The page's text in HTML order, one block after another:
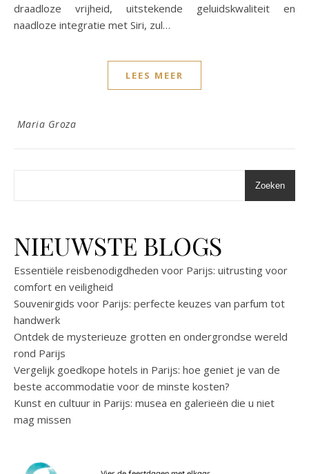
draadloze vrijheid, uitstekende geluidskwaliteit en
naadloze integratie met Siri, zul…
LEES MEER
Maria Groza
Zoeken
NIEUWSTE BLOGS
Essentiële reisbenodigdheden voor Parijs: uitrusting voor
comfort en veiligheid
Souvenirgids voor Parijs: perfecte keuzes van parfum tot
handwerk
Ontdek de mysterieuze grotten en ondergrondse wereld
rond Parijs
Vergelijk goedkope hotels in Parijs: hoe geniet je van de
beste accommodatie voor de minste kosten?
Kunst en cultuur in Parijs: musea en galerieën die u niet
mag missen